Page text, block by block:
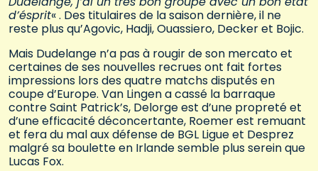
d’ésprit« . Des titulaires de la saison dernière, il ne
reste plus qu’Agovic, Hadji, Ouassiero, Decker et Bojic.
Mais Dudelange n’a pas à rougir de son mercato et
certaines de ses nouvelles recrues ont fait fortes
impressions lors des quatre matchs disputés en
coupe d’Europe. Van Lingen a cassé la barraque
contre Saint Patrick’s, Delorge est d’une propreté et
d’une efficacité déconcertante, Roemer est remuant
et fera du mal aux défense de BGL Ligue et Desprez
malgré sa boulette en Irlande semble plus serein que
Lucas Fox.